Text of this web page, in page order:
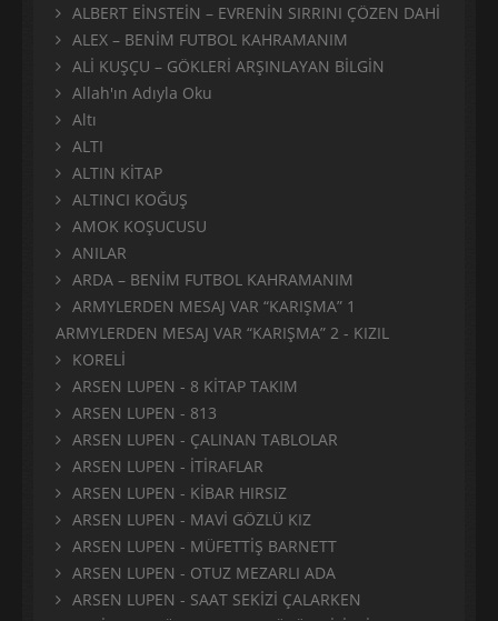
ALBERT EİNSTEİN – EVRENİN SIRRINI ÇÖZEN DAHİ
ALEX – BENİM FUTBOL KAHRAMANIM
ALİ KUŞÇU – GÖKLERİ ARŞINLAYAN BİLGİN
Allah'ın Adıyla Oku
Altı
ALTI
ALTIN KİTAP
ALTINCI KOĞUŞ
AMOK KOŞUCUSU
ANILAR
ARDA – BENİM FUTBOL KAHRAMANIM
ARMYLERDEN MESAJ VAR “KARIŞMA” 1
ARMYLERDEN MESAJ VAR “KARIŞMA” 2 - KIZIL
KORELİ
ARSEN LUPEN - 8 KİTAP TAKIM
ARSEN LUPEN - 813
ARSEN LUPEN - ÇALINAN TABLOLAR
ARSEN LUPEN - İTİRAFLAR
ARSEN LUPEN - KİBAR HIRSIZ
ARSEN LUPEN - MAVİ GÖZLÜ KIZ
ARSEN LUPEN - MÜFETTİŞ BARNETT
ARSEN LUPEN - OTUZ MEZARLI ADA
ARSEN LUPEN - SAAT SEKİZİ ÇALARKEN